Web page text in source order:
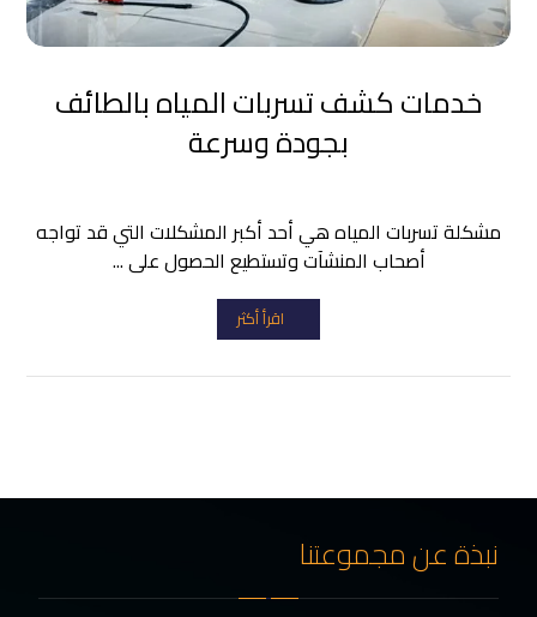
خدمات كشف تسربات المياه بالطائف
بجودة وسرعة
مشكلة تسربات المياه هي أحد أكبر المشكلات التي قد تواجه
أصحاب المنشآت وتستطيع الحصول على ...
اقرأ أكثر
نبذة عن مجموعتنا